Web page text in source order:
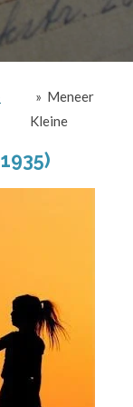
» Meneer
Kleine